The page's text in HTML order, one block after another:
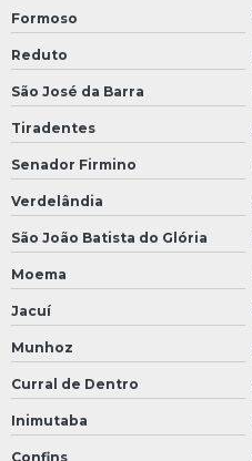
Formoso
Reduto
São José da Barra
Tiradentes
Senador Firmino
Verdelândia
São João Batista do Glória
Moema
Jacuí
Munhoz
Curral de Dentro
Inimutaba
Confins